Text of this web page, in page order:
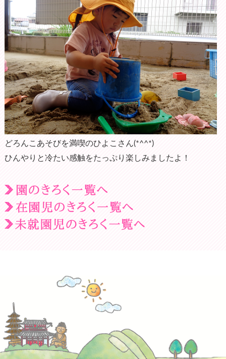
どろんこあそびを満喫のひよこさん(*^^*)
ひんやりと冷たい感触をたっぷり楽しみましたよ！